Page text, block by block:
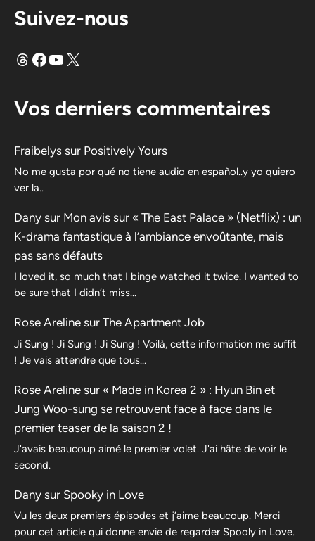
Suivez-nous
FilsFacebook
YouTube
X
Vos derniers commentaires
Fraibelys sur Positively Yours
No me gusta por qué no tiene audio en español..y yo quiero
ver la..
Dany sur Mon avis sur « The East Palace » (Netflix) : un
K-drama fantastique à l’ambiance envoûtante, mais
pas sans défauts
I loved it, so much that I binge watched it twice. I wanted to
be sure that I didn’t miss…
Rose Areline sur The Apartment Job
Ji Sung ! Ji Sung ! Ji Sung ! Voilà, cette information me suffit
! Je vais attendre que tous…
Rose Areline sur « Made in Korea 2 » : Hyun Bin et
Jung Woo-sung se retrouvent face à face dans le
premier teaser de la saison 2 !
J'avais beaucoup aimé le premier volet. J'ai hâte de voir le
second.
Dany sur Spooky in Love
Vu les deux premiers épisodes et j’aime beaucoup. Merci
pour cet article qui donne envie de regarder Spooly in Love.